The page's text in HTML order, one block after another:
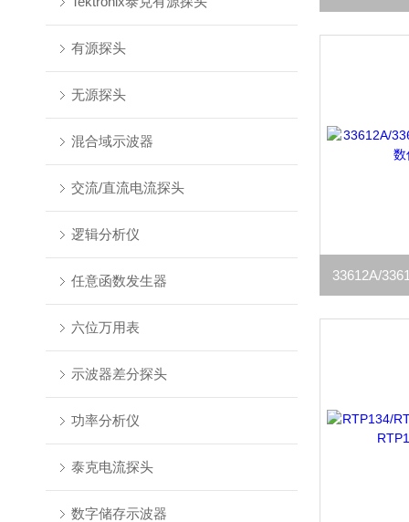
有源探头
无源探头
混合域示波器
交流/直流电流探头
逻辑分析仪
任意函数发生器
六位万用表
示波器差分探头
功率分析仪
泰克电流探头
数字储存示波器